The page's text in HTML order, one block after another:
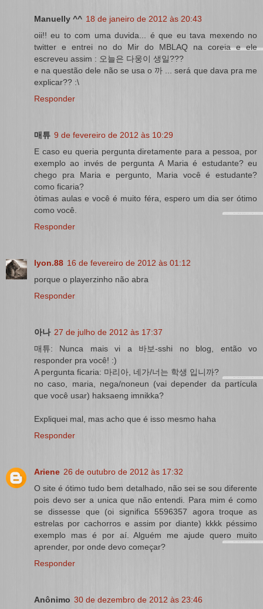
Manuelly ^^ 18 de janeiro de 2012 às 20:43
oii!! eu to com uma duvida... é que eu tava mexendo no
twitter e entrei no do Mir do MBLAQ na coreia e ele
escreveu assim : 오늘은 다웅이 생일???
e na questão dele não se usa o 까 ... será que dava pra me
explicar?? :\
Responder
매튜 9 de fevereiro de 2012 às 10:29
E caso eu queria pergunta diretamente para a pessoa, por
exemplo ao invés de pergunta A Maria é estudante? eu
chego pra Maria e pergunto, Maria você é estudante?
como ficaria?
òtimas aulas e você é muito féra, espero um dia ser ótimo
como você.
Responder
lyon.88 16 de fevereiro de 2012 às 01:12
porque o playerzinho não abra
Responder
아나 27 de julho de 2012 às 17:37
매튜: Nunca mais vi a 바보-sshi no blog, então vo
responder pra você! :)
A pergunta ficaria: 마리아, 네가/너는 학생 입니까?
no caso, maria, nega/noneun (vai depender da partícula
que você usar) haksaeng imnikka?
Expliquei mal, mas acho que é isso mesmo haha
Responder
Ariene 26 de outubro de 2012 às 17:32
O site é ótimo tudo bem detalhado, não sei se sou diferente
pois devo ser a unica que não entendi. Para mim é como
se dissesse que (oi significa 5596357 agora troque as
estrelas por cachorros e assim por diante) kkkk péssimo
exemplo mas é por aí. Alguém me ajude quero muito
aprender, por onde devo começar?
Responder
Anônimo 30 de dezembro de 2012 às 23:46